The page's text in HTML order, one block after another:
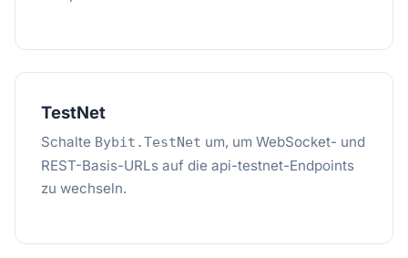
TestNet
Schalte Bybit.TestNet um, um WebSocket- und
REST-Basis-URLs auf die api-testnet-Endpoints
zu wechseln.